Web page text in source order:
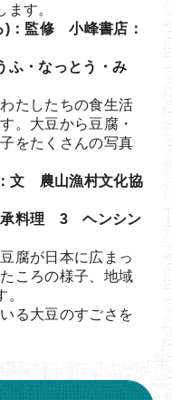
す。
監修 小峰書店：
・なっとう・み
たしたちの食生活
。大豆から豆腐・
をたくさんの写真
文 農山漁村文化協
承料理 3 ヘンシン
腐が日本に広まっ
ころの様子、地域
る大豆のすごさを